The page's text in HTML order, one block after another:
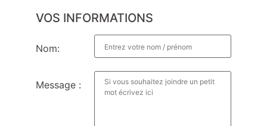
VOS INFORMATIONS
Nom:
Message :